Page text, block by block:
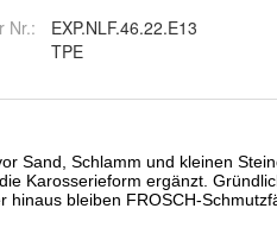
Nr.:
EXP.NLF.46.22.E13
TPE